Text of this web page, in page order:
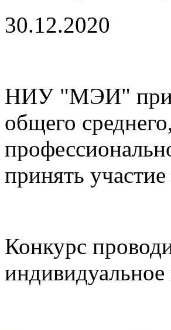
30.12.2020
НИУ "МЭИ"
общего
принять
Конкурс
индивидуальное